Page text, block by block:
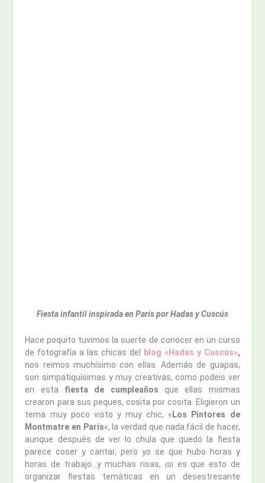
Fiesta infantil inspirada en París por Hadas y Cuscús
Hace poquito tuvimos la suerte de conocer en un curso
de fotografía a las chicas del
blog «Hadas y Cuscús»,
nos reimos muchísimo con ellas. Además de guapas,
son simpatiquísimas y muy creativas, como podeis ver
en esta fiesta de cumpleaños que ellas mismas
crearon para sus peques, cosita por cosita. Eligieron un
tema muy poco visto y muy chic, « Los Pintores de
Montmatre en París«, la verdad que nada fácil de hacer,
aunque después de ver lo chula que quedó la fiesta
parece coser y cantar, pero yo se que hubo horas y
horas de trabajo…y muchas risas, ¡si es que esto de
organizar fiestas temáticas en un desestresante